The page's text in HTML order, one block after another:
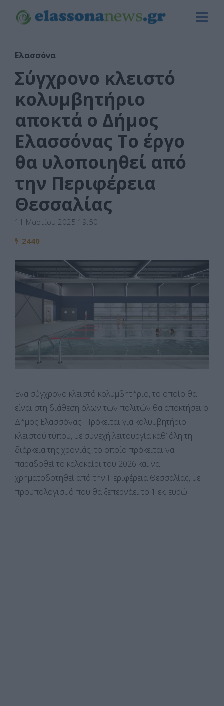
Ελασσόνα
Σύγχρονο κλειστό
κολυμβητήριο
αποκτά ο Δήμος
Ελασσόνας Το έργο
θα υλοποιηθεί από
την Περιφέρεια
Θεσσαλίας
11 Μαρτίου 2025 19:50
2440
Ένα σύγχρονο κλειστό κολυμβητήριο, το οποίο θα
είναι στη διάθεση όλων των πολιτών θα αποκτήσει ο
Δήμος Ελασσόνας. Πρόκειται για κολυμβητήριο
κλειστού τύπου, με συνεχή λειτουργία καθ’ όλη τη
διάρκεια της χρονιάς, το οποίο πρόκειται να
παραδοθεί το καλοκαίρι του 2026 και να
χρηματοδοτηθεί από την Περιφέρεια Θεσσαλίας, με
προϋπολογισμό που θα ξεπερνάει το 1 εκ. ευρώ.